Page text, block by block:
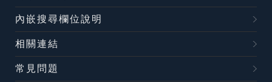
內嵌搜尋欄位說明
相關連結
常見問題